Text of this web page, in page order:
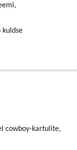
kuldse
cowboy-kartulite,